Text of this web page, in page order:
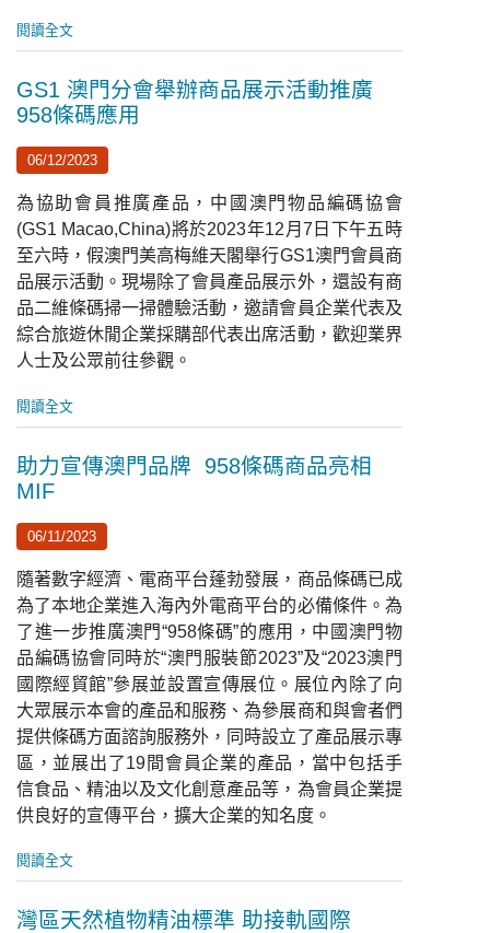
閱讀全文
GS1 澳門分會舉辦商品展示活動推廣
958條碼應用
06/12/2023
為協助會員推廣產品，中國澳門物品編碼協會
(GS1 Macao,China)將於2023年12月7日下午五時
至六時，假澳門美高梅維天閣舉行GS1澳門會員商
品展示活動。現場除了會員產品展示外，還設有商
品二維條碼掃一掃體驗活動，邀請會員企業代表及
綜合旅遊休閒企業採購部代表出席活動，歡迎業界
人士及公眾前往參觀。
閱讀全文
助力宣傳澳門品牌 958條碼商品亮相
MIF
06/11/2023
隨著數字經濟、電商平台蓬勃發展，商品條碼已成
為了本地企業進入海內外電商平台的必備條件。為
了進一步推廣澳門“958條碼”的應用，中國澳門物
品編碼協會同時於“澳門服裝節2023”及“2023澳門
國際經貿館”參展並設置宣傳展位。展位內除了向
大眾展示本會的產品和服務、為參展商和與會者們
提供條碼方面諮詢服務外，同時設立了產品展示專
區，並展出了19間會員企業的產品，當中包括手
信食品、精油以及文化創意產品等，為會員企業提
供良好的宣傳平台，擴大企業的知名度。
閱讀全文
灣區天然植物精油標準 助接軌國際